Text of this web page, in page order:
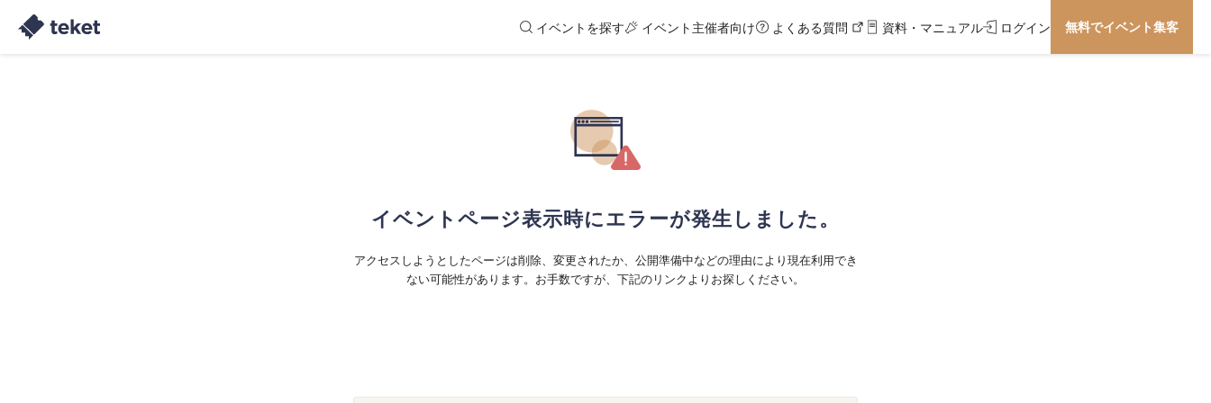
イベントを探す イベント主催者向け よくある質問 資料・マニュアル ログイン 無料でイベント集客
イベントページ表示時にエラーが発生しました。
アクセスしようとしたページは削除、変更されたか、公開準備中などの理由により現在利用でき
ない可能性があります。お手数ですが、下記のリンクよりお探しください。